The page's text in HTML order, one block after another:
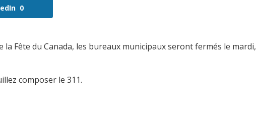
0
la Fête du Canada, les bureaux municipaux seront fermés le mardi,
composer le 311.